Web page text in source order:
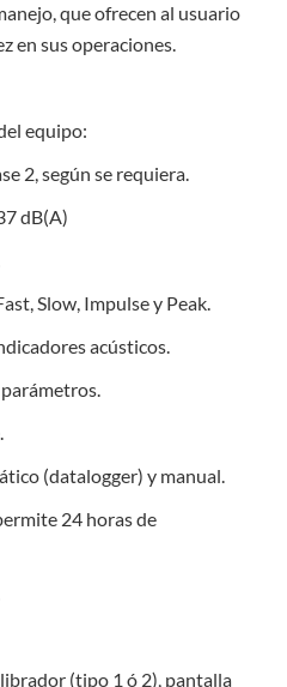
que ofrecen al usuario
en sus operaciones.
equipo:
2, según se requiera.
dB(A)
Slow, Impulse y Peak.
acústicos.
(datalogger) y manual.
24 horas de
(tipo 1 ó 2), pantalla